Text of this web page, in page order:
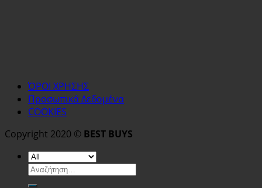
ΌΡΟΙ ΧΡΗΣΗΣ
Προσωπικά Δεδομένα
COOKIES
Copyright 2020 © BEST BUYS
Αναζήτηση
για: